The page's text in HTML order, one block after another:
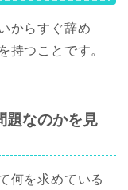
からすぐ辞め
持つことです。
題なのかを見
何を求めている